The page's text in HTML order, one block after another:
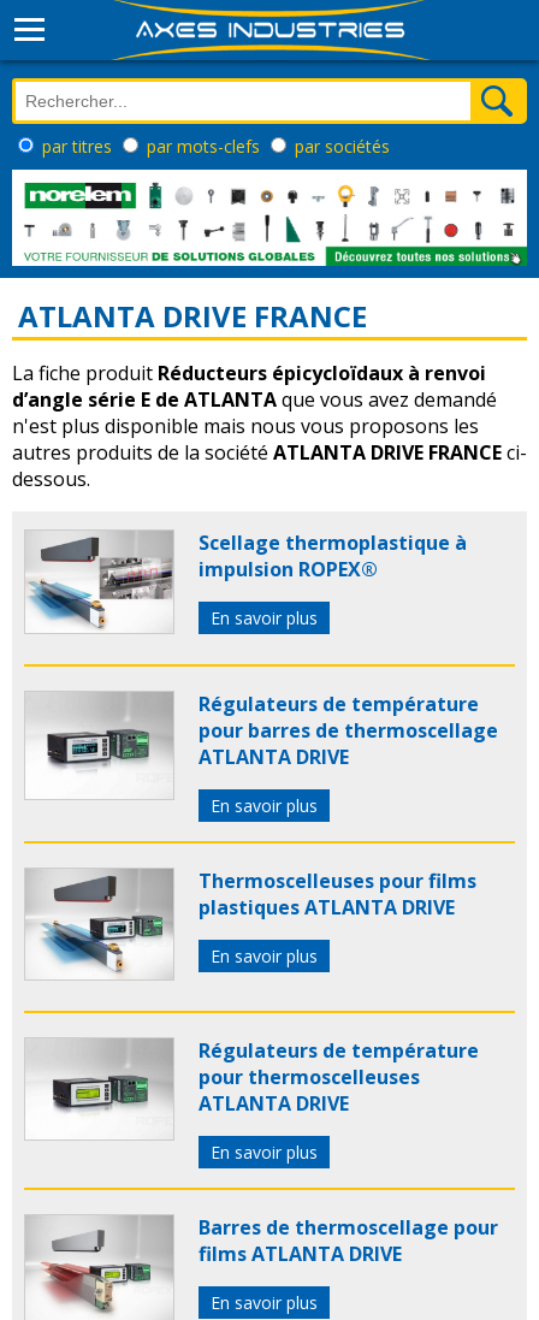
par titres par mots-clefs par sociétés
ATLANTA DRIVE FRANCE
La fiche produit Réducteurs épicycloïdaux à renvoi
d’angle série E de ATLANTAque vous avez demandé
n'est plus disponible mais nous vous proposons les
autres produits de la société ATLANTA DRIVE FRANCEci-
dessous.
Scellage thermoplastique à
impulsion ROPEX®
En savoir plus
Régulateurs de température
pour barres de thermoscellage
ATLANTA DRIVE
En savoir plus
Thermoscelleuses pour films
plastiques ATLANTA DRIVE
En savoir plus
Régulateurs de température
pour thermoscelleuses
ATLANTA DRIVE
En savoir plus
Barres de thermoscellage pour
films ATLANTA DRIVE
En savoir plus